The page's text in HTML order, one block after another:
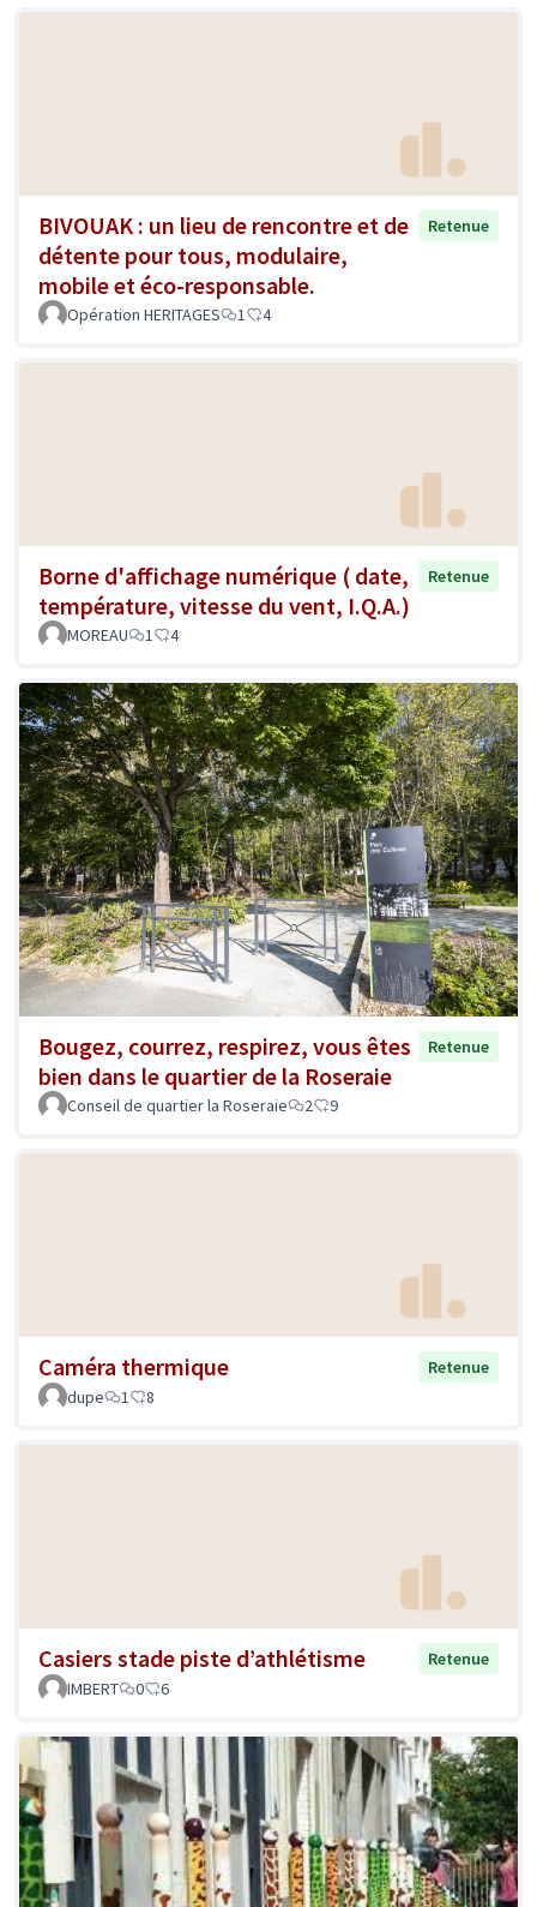
BIVOUAK : un lieu de rencontre et de
détente pour tous, modulaire,
mobile et éco-responsable.
Retenue
Opération HERITAGES 1 4
Borne d'affichage numérique ( date,
température, vitesse du vent, I.Q.A.)
Retenue
MOREAU 1 4
Bougez, courrez, respirez, vous êtes
bien dans le quartier de la Roseraie
Retenue
Conseil de quartier la Roseraie 2 9
Caméra thermique
Retenue
dupe
1 8
Casiers stade piste d’athlétisme
Retenue
IMBERT
0 6